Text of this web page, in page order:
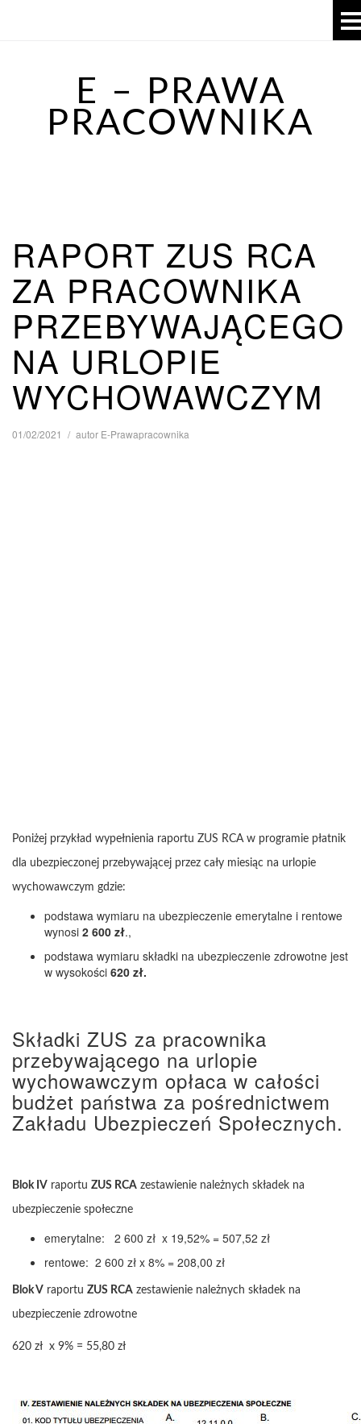
E – PRAWA
PRACOWNIKA
RAPORT ZUS RCA
ZA PRACOWNIKA
PRZEBYWAJĄCEGO
NA URLOPIE
WYCHOWAWCZYM
01/02/2021 autor E-Prawapracownika
Poniżej przykład wypełnienia raportu ZUS RCA w programie płatnik
dla ubezpieczonej przebywającej przez cały miesiąc na urlopie
wychowawczym gdzie:
podstawa wymiaru na ubezpieczenie emerytalne i rentowe
wynosi 2 600 zł.,
podstawa wymiaru składki na ubezpieczenie zdrowotne jest
w wysokości 620 zł.
Składki ZUS za pracownika
przebywającego na urlopie
wychowawczym opłaca w całości
budżet państwa za pośrednictwem
Zakładu Ubezpieczeń Społecznych.
Blok IV raportu ZUS RCA zestawienie należnych składek na
ubezpieczenie społeczne
emerytalne: 2 600 zł x 19,52% = 507,52 zł
rentowe: 2 600 zł x 8% = 208,00 zł
Blok V raportu ZUS RCA zestawienie należnych składek na
ubezpieczenie zdrowotne
620 zł x 9% = 55,80 zł